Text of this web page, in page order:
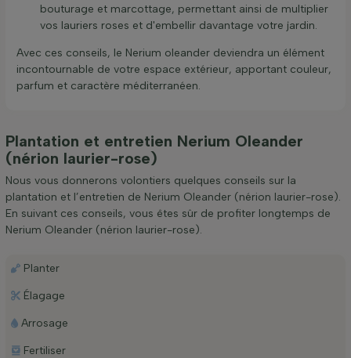
bouturage et marcottage, permettant ainsi de multiplier
vos lauriers roses et d'embellir davantage votre jardin.
Avec ces conseils, le Nerium oleander deviendra un élément
incontournable de votre espace extérieur, apportant couleur,
parfum et caractère méditerranéen.
Plantation et entretien Nerium Oleander
(nérion laurier-rose)
Nous vous donnerons volontiers quelques conseils sur la
plantation et l’entretien de Nerium Oleander (nérion laurier-rose).
En suivant ces conseils, vous êtes sûr de profiter longtemps de
Nerium Oleander (nérion laurier-rose).
Planter
Élagage
Arrosage
Fertiliser